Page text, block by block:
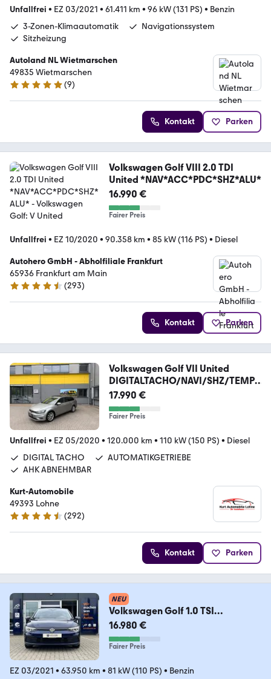
Unfallfrei • EZ 03/2021 • 61.411 km • 96 kW (131 PS) • Benzin
3-Zonen-Klimaautomatik
Navigationssystem
Sitzheizung
Autoland NL Wietmarschen
49835 Wietmarschen
5 Sterne
(9)
Kontakt Parken
Volkswagen Golf VIII 2.0 TDI
United *NAV*ACC*PDC*SHZ*ALU*
16.990 €
Fairer Preis
Unfallfrei • EZ 10/2020 • 90.358 km • 85 kW (116 PS) • Diesel
Autohero GmbH - Abholfiliale Frankfurt
65936 Frankfurt am Main
4.6 Sterne
(293)
Kontakt Parken
Volkswagen Golf VII United
DIGITALTACHO/NAVI/SHZ/TEMP
OMAT*
17.990 €
Fairer Preis
Unfallfrei • EZ 05/2020 • 120.000 km • 110 kW (150 PS) • Diesel
DIGITAL TACHO
AUTOMATIKGETRIEBE
AHK ABNEHMBAR
Kurt-Automobile
49393 Lohne
4.6 Sterne
(292)
Kontakt Parken
NEU
Volkswagen Golf 1.0 TSI
United*VC*LED*ACC*PDC*KLIMA
*
16.980 €
Fairer Preis
EZ 03/2021 • 63.950 km • 81 kW (110 PS) • Benzin